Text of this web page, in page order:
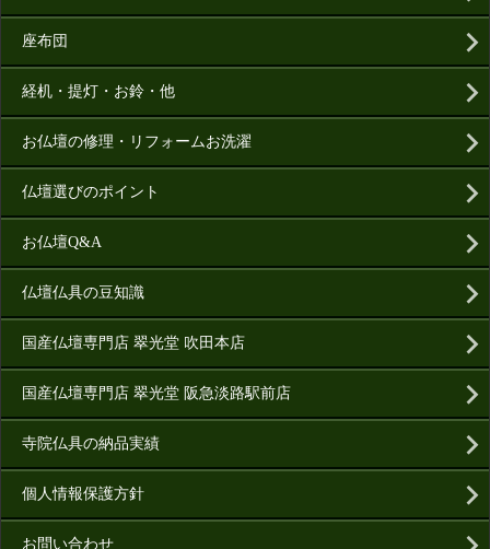
座布団
経机・提灯・お鈴・他
お仏壇の修理・リフォームお洗濯
仏壇選びのポイント
お仏壇Q&A
仏壇仏具の豆知識
国産仏壇専門店 翠光堂 吹田本店
国産仏壇専門店 翠光堂 阪急淡路駅前店
寺院仏具の納品実績
個人情報保護方針
お問い合わせ